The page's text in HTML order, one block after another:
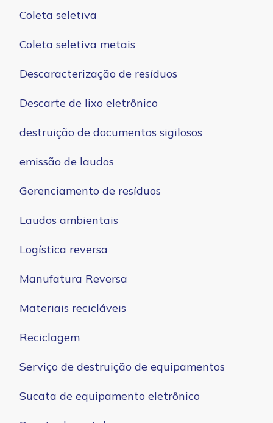
Coleta seletiva
Coleta seletiva metais
Descaracterização de resíduos
Descarte de lixo eletrônico
destruição de documentos sigilosos
emissão de laudos
Gerenciamento de resíduos
Laudos ambientais
Logística reversa
Manufatura Reversa
Materiais recicláveis
Reciclagem
Serviço de destruição de equipamentos
Sucata de equipamento eletrônico